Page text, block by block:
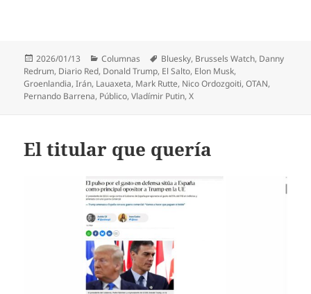
Publicado
el
2026/01/13 Categorías
Columnas Etiquetas
Bluesky, Brussels Watch, Danny
Redrum, Diario Red, Donald Trump, El Salto, Elon Musk,
Groenlandia,Irán, Lauaxeta, Mark Rutte, Nico Ordozgoiti,OTAN,
Pernando Barrena, Público,Vladímir Putin,X
El titular que quería